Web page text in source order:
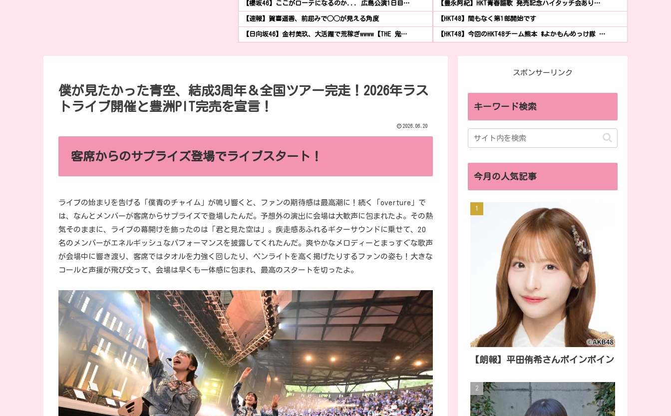
【櫻坂46】ここがローテになるのか... 広島公演1日目…
【速報】賀喜遥香、前屈みで◯◯が見える角度
【日向坂46】金村美玖、大活躍で荒稼ぎwwww【THE 鬼…
【豊永阿紀】HKT青春謳歌 発売記念ハイタッチ会あり…
【HKT48】間もなく第1部開始です
【HKT48】今回のHKT48チーム熊本 #よかもんめっけ隊 …
僕が見たかった青空、結成3周年＆全国ツアー完走！2026年ラス
トライブ開催と豊洲PIT完売を宣言！
2026.06.20
客席からのサプライズ登場でライブスタート！
ライブの始まりを告げる「僕青のチャイム」が鳴り響くと、ファンの期待感は最高潮に！続く「overture」で
は、なんとメンバーが客席からサプライズで登場したんだ。予想外の演出に会場は大歓声に包まれたよ。その熱
気そのままに、ライブの幕開けを飾ったのは「君と見た空は」。疾走感あふれるギターサウンドに乗せて、20
名のメンバーがエネルギッシュなパフォーマンスを披露してくれたんだ。爽やかなメロディーとまっすぐな歌声
が会場中に響き渡り、客席ではタオルを力強く回したり、ペンライトを高く掲げたりするファンの姿も！大きな
コールと声援が飛び交って、会場は早くも一体感に包まれ、最高のスタートを切ったよ。
スポンサーリンク
キーワード検索
今月の人気記事
【朗報】平田侑希さんボインボイン